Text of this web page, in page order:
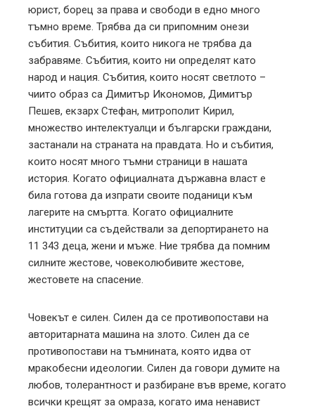
юрист, борец за права и свободи в едно много
тъмно време. Трябва да си припомним онези
събития. Събития, които никога не трябва да
забравяме. Събития, които ни определят като
народ и нация. Събития, които носят светлото –
чиито образ са Димитър Икономов, Димитър
Пешев, екзарх Стефан, митрополит Кирил,
множество интелектуалци и български граждани,
застанали на страната на правдата. Но и събития,
които носят много тъмни страници в нашата
история. Когато официалната държавна власт е
била готова да изпрати своите поданици към
лагерите на смъртта. Когато официалните
институции са съдействали за депортирането на
11 343 деца, жени и мъже. Ние трябва да помним
силните жестове, човеколюбивите жестове,
жестовете на спасение.
Човекът е силен. Силен да се противопостави на
авторитарната машина на злото. Силен да се
противопостави на тъмнината, която идва от
мракобесни идеологии. Силен да говори думите на
любов, толерантност и разбиране във време, когато
всички крещят за омраза, когато има ненавист